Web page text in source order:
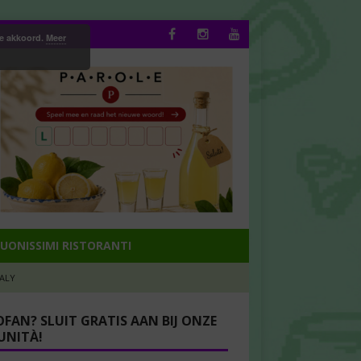
RISTORANTI
SLUIT GRATIS AAN BIJ ONZE
akkoord. Meer